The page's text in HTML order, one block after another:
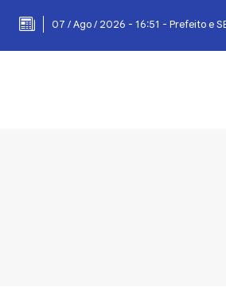
07 / Ago / 2026 - 16:51 - Prefeito e